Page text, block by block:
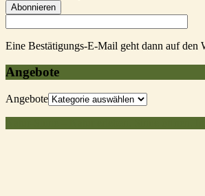
Eine Bestätigungs-E-Mail geht dann auf
Angebote
Angebote